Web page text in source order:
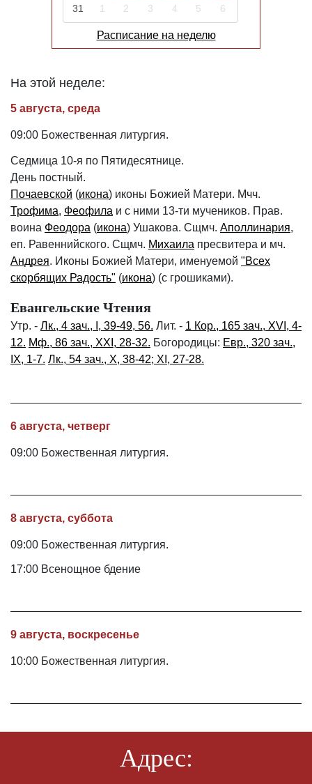
31
1 2 3 4 5 6
Расписание на неделю
На этой неделе:
5 августа, среда
09:00 Божественная литургия.
Седмица 10-я по Пятидесятнице.
День постный.
Почаевской (икона) иконы Божией Матери. Мчч.
Трофима, Феофила и с ними 13-ти мучеников. Прав.
воина Феодора (икона) Ушакова. Сщмч. Аполлинария,
еп. Равеннийского. Сщмч. Михаила пресвитера и мч.
Андрея. Иконы Божией Матери, именуемой "Всех
скорбящих Радость" (икона) (с грошиками).
Евангельские Чтения
Утр. - Лк., 4 зач., I, 39-49, 56. Лит. - 1 Кор., 165 зач., XVI, 4-
12. Мф., 86 зач., XXI, 28-32. Богородицы: Евр., 320 зач.,
IX, 1-7. Лк., 54 зач., X, 38-42; XI, 27-28.
6 августа, четверг
09:00 Божественная литургия.
8 августа, суббота
09:00 Божественная литургия.
17:00 Всенощное бдение
9 августа, воскресенье
10:00 Божественная литургия.
Адрес: